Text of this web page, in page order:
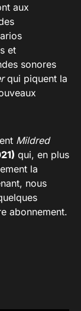
aux
et
sonores
qui piquent la
Mildred
qui, en plus
la
nous
abonnement.